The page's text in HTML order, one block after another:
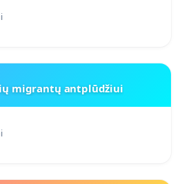
migrantų antplūdžiui